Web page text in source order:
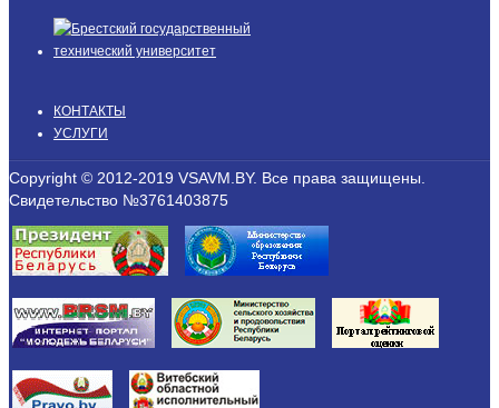
КОНТАКТЫ
УСЛУГИ
Copyright © 2012-2019 VSAVM.BY. Все права защищены.
Свидетельство №3761403875